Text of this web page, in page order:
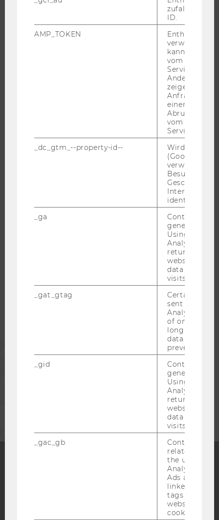
EVENTS ARCHIV
RESEARCH CAREER
MITARBEITENDE
Blog
Bluesky
ID.
AMP_TOKEN
Enthält ein
verwendet
kann, um
vom AMP-
Service
Andere
zeigen Opt-
Anfrage im
einen Fehler
Abrufen
vom AMP
Service an.
_dc_gtm_--property-id--
Wird von
(Google Tag
verwendet,
Besucher
Geschlecht
Interessen zu
identifizieren.
_ga
Contains a
generated
Using this
Analytics can
returning
website and
data from
visits.
_gat_gtag
Certain data
sent to
Analytics a
of once per
long as it is
data
prevented.
_gid
Contains a
generated
Using this
Analytics can
returning
website and
data from
visits.
_gac_gb
Contains
related
the user. If
Analytics and
Ads accounts
linked, the
tags on the
website read
cookie.